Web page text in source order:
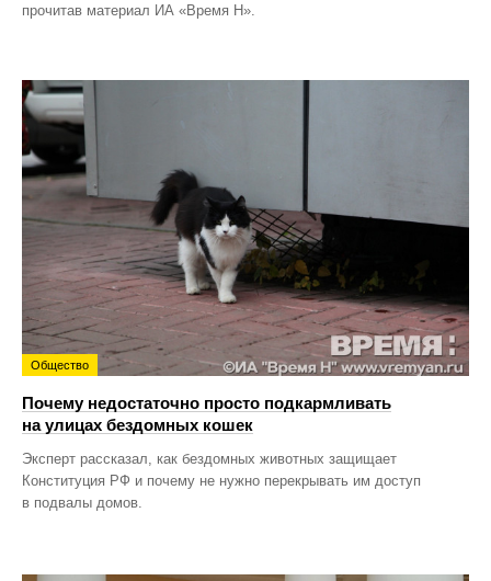
прочитав материал ИА «Время Н».
Общество
Почему недостаточно просто подкармливать
на улицах бездомных кошек
Эксперт рассказал, как бездомных животных защищает
Конституция РФ и почему не нужно перекрывать им доступ
в подвалы домов.